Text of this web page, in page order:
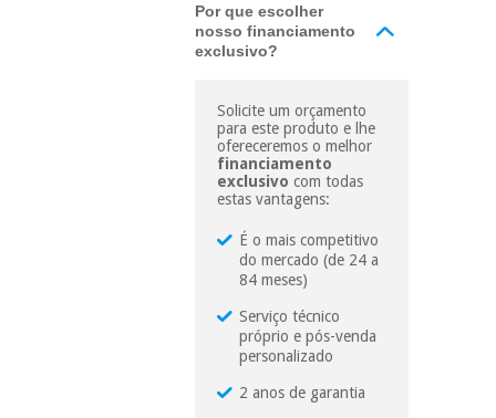
Por que escolher
nosso financiamento
exclusivo?
Solicite um orçamento
para este produto e lhe
ofereceremos o melhor
financiamento
exclusivo com todas
estas vantagens:
É o mais competitivo
do mercado (de 24 a
84 meses)
Serviço técnico
próprio e pós-venda
personalizado
2 anos de garantia